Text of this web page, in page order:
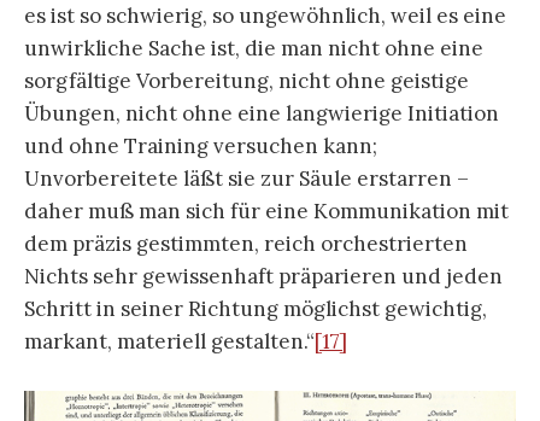
es ist so schwierig, so ungewöhnlich, weil es eine
unwirkliche Sache ist, die man nicht ohne eine
sorgfältige Vorbereitung, nicht ohne geistige
Übungen, nicht ohne eine langwierige Initiation
und ohne Training versuchen kann;
Unvorbereitete läßt sie zur Säule erstarren –
daher muß man sich für eine Kommunikation mit
dem präzis gestimmten, reich orchestrierten
Nichts sehr gewissenhaft präparieren und jeden
Schritt in seiner Richtung möglichst gewichtig,
markant, materiell gestalten.“[17]